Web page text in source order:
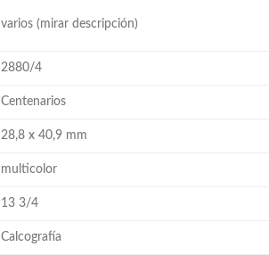
varios (mirar descripción)
2880/4
Centenarios
28,8 x 40,9 mm
multicolor
13 3/4
Calcografía